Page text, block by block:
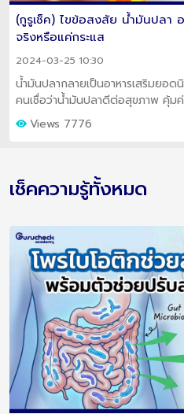
(กูรูเช็ค) ไขข้อสงสัย น้ำมันปลา
จริงหรือแค่กระแส
2024-03-25 10:30
น้ำมันปลากลายเป็นอาหารเสริมยอ
คนเชื่อว่าน้ำมันปลาดีต่อสุขภาพ คุ้ม
กระแส?
Views 7776
เช็คความรู้ทั้งหมด